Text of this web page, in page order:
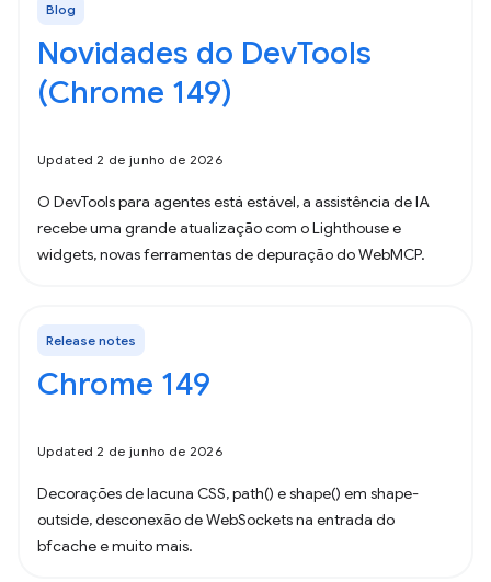
Blog
Novidades do DevTools
(Chrome 149)
Updated 2 de junho de 2026
O DevTools para agentes está estável, a assistência de IA
recebe uma grande atualização com o Lighthouse e
widgets, novas ferramentas de depuração do WebMCP.
Release notes
Chrome 149
Updated 2 de junho de 2026
Decorações de lacuna CSS, path() e shape() em shape-
outside, desconexão de WebSockets na entrada do
bfcache e muito mais.